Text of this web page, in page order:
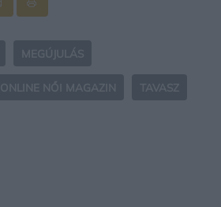
MEGÚJULÁS
ONLINE NŐI MAGAZIN TAVASZ